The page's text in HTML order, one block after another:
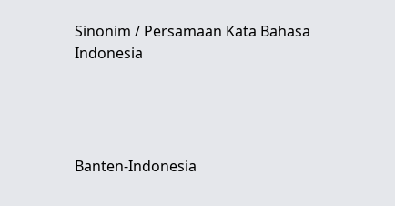
Sinonim / Persamaan Kata Bahasa
Indonesia
Banten-Indonesia